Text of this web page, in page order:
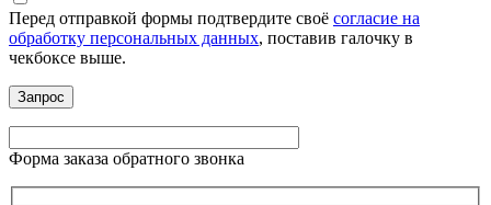
Перед отправкой формы подтвердите своё согласие на
обработку персональных данных, поставив галочку в
чекбоксе выше.
Форма заказа обратного звонка